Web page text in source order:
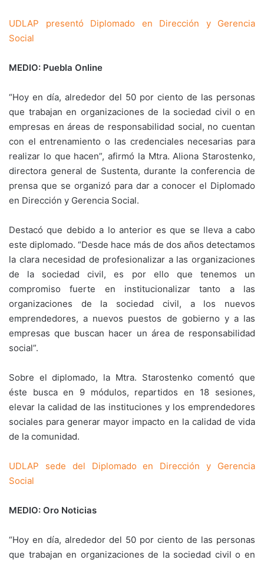
UDLAP presentó Diplomado en Dirección y Gerencia
Social
MEDIO: Puebla Online
“Hoy en día, alrededor del 50 por ciento de las personas
que trabajan en organizaciones de la sociedad civil o en
empresas en áreas de responsabilidad social, no cuentan
con el entrenamiento o las credenciales necesarias para
realizar lo que hacen”, afirmó la Mtra. Aliona Starostenko,
directora general de Sustenta, durante la conferencia de
prensa que se organizó para dar a conocer el Diplomado
en Dirección y Gerencia Social.
Destacó que debido a lo anterior es que se lleva a cabo
este diplomado. “Desde hace más de dos años detectamos
la clara necesidad de profesionalizar a las organizaciones
de la sociedad civil, es por ello que tenemos un
compromiso fuerte en institucionalizar tanto a las
organizaciones de la sociedad civil, a los nuevos
emprendedores, a nuevos puestos de gobierno y a las
empresas que buscan hacer un área de responsabilidad
social”.
Sobre el diplomado, la Mtra. Starostenko comentó que
éste busca en 9 módulos, repartidos en 18 sesiones,
elevar la calidad de las instituciones y los emprendedores
sociales para generar mayor impacto en la calidad de vida
de la comunidad.
UDLAP sede del Diplomado en Dirección y Gerencia
Social
MEDIO: Oro Noticias
“Hoy en día, alrededor del 50 por ciento de las personas
que trabajan en organizaciones de la sociedad civil o en